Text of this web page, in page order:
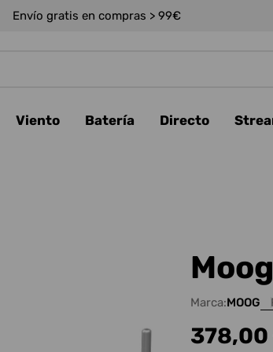
Envío gratis en compras > 99€
Viento Batería Directo
Marca:MOOG
Precio